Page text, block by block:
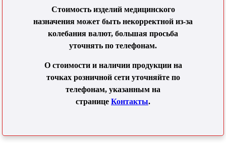
Стоимость изделий медицинского
назначения может быть некорректной из-за
колебания валют, большая просьба
уточнять по телефонам.
О стоимости и наличии продукции на
точках розничной сети уточняйте по
телефонам, указанным на
странице Контакты.